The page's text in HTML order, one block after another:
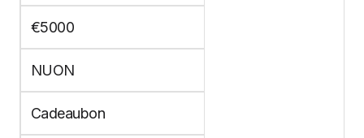
€5000
NUON
Cadeaubon